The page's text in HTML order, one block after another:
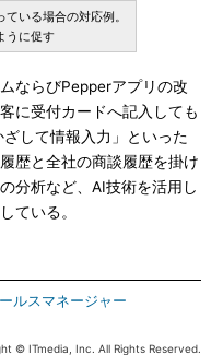
いる場合の対応例。
うに促す
ならびPepperアプリの改
に受付カードへ記入しても
して情報入力」といった
歴と全社の商談履歴を掛け
分析など、AI技術を活用し
ている。
ルスマネージャー
© ITmedia, Inc. All Rights Reserved.